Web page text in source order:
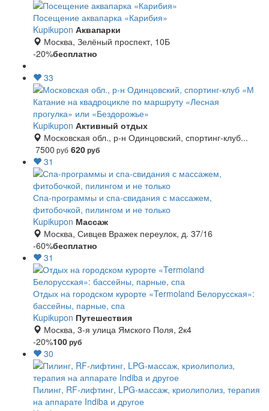
Посещение аквапарка «Карибия»
Kupikupon Аквапарки
Москва, Зелёный проспект, 10Б
-20%бесплатно
33
Катание на квадроцикле по маршруту «Лесная
прогулка» или «Бездорожье»
Kupikupon Активный отдых
Московская обл., р-н Одинцовский, спортинг-клуб...
7500 руб 620руб
31
Спа-программы и спа-свидания с массажем,
фитобочкой, пилингом и не только
Kupikupon Массаж
Москва, Сивцев Вражек переулок, д. 37/16
-60%бесплатно
31
Отдых на городском курорте «Termoland Белорусская»:
бассейны, парные, спа
Kupikupon Путешествия
Москва, 3-я улица Ямского Поля, 2к4
-20%100руб
30
Пилинг, RF-лифтинг, LPG-массаж, криолиполиз, терапия
на аппарате Indiba и другое